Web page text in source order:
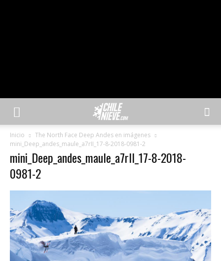
Inicio
The North Face Deep Andes en imágenes
mini_Deep_andes_maule_a7rII_17-8-2018-0981-2
mini_Deep_andes_maule_a7rII_17-8-2018-
0981-2